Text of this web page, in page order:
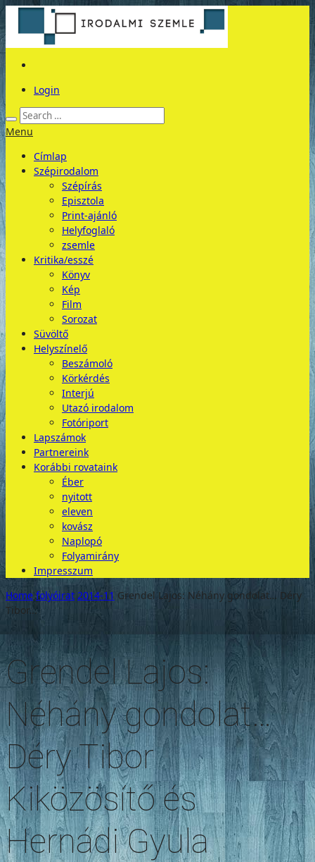
Login
Menu
Címlap
Szépirodalom
Szépírás
Episztola
Print-ajánló
Helyfoglaló
zsemle
Kritika/esszé
Könyv
Kép
Film
Sorozat
Süvöltő
Helyszínelő
Beszámoló
Körkérdés
Interjú
Utazó irodalom
Fotóriport
Lapszámok
Partnereink
Korábbi rovataink
Éber
nyitott
eleven
kovász
Naplopó
Folyamirány
Impresszum
Home folyóirat 2014-11 Grendel Lajos: Néhány gondolat… Déry
Tibor...
Grendel Lajos:
Néhány gondolat…
Déry Tibor
Kiközösítő és
Hernádi Gyula